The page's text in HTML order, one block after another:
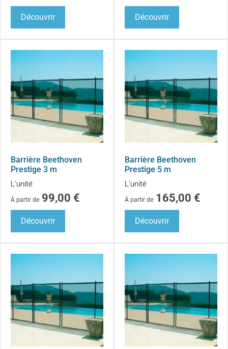
Découvrir Découvrir
Barrière Beethoven
Prestige 3 m
L'unité
À partir de 99,00 €
Découvrir
Barrière Beethoven
Prestige 5 m
L'unité
À partir de 165,00 €
Découvrir